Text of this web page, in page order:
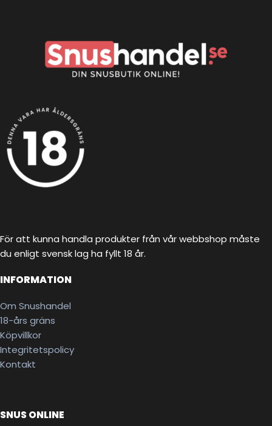
För att kunna handla produkter från vår webbshop måste
du enligt svensk lag ha fyllt 18 år.
INFORMATION
Om Snushandel
18-års gräns
Köpvillkor
Integritetspolicy
Kontakt
SNUS ONLINE